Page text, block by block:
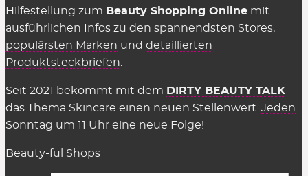
insofern einige Kriterien eingehalten werden.
Diese Kosten sind Teil des üblichen Marketing-
Budgets und werden nicht auf den Preis
aufgeschlagen (Stichwort: Affiliate-Marketing).
Gelten Rabattcodes für alles in den
Beauty Shops?
Fast.Gutscheinkarten, Bücher, Magazine sowie
Hilfestellung zum Beauty Shopping Online mit
ausführlichen Infos zu den spannendsten Stores,
populärsten Marken und detaillierten
Produktsteckbriefen
Seit 2021 bekommt mit dem DIRTY BEAUTY TALK
das Thema Skincare einen neuen Stellenwert. Jeden
Sonntag um 11 Uhr eine neue Folge!
Beauty-ful Shops